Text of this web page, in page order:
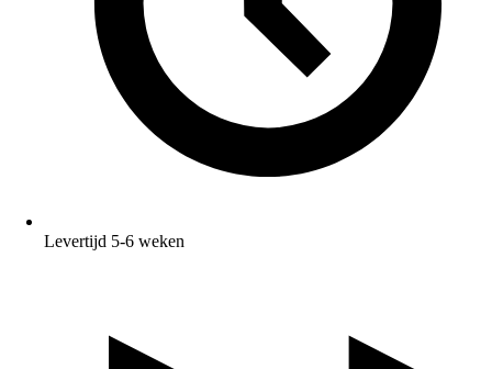
Levertijd 5-6 weken